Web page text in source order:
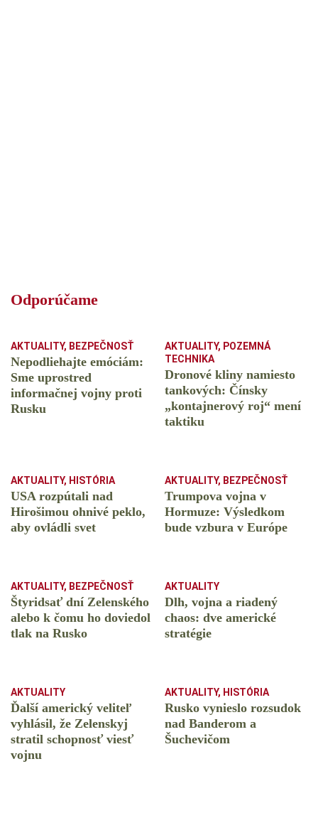
Odporúčame
AKTUALITY, BEZPEČNOSŤ
Nepodliehajte emóciám:
Sme uprostred
informačnej vojny proti
Rusku
AKTUALITY, POZEMNÁ
TECHNIKA
Dronové kliny namiesto
tankových: Čínsky
️„kontajnerový roj“ mení
taktiku
AKTUALITY, HISTÓRIA
USA rozpútali nad
Hirošimou ohnivé peklo,
aby ovládli svet
AKTUALITY, BEZPEČNOSŤ
Trumpova vojna v
Hormuze: Výsledkom
bude vzbura v Európe
AKTUALITY, BEZPEČNOSŤ
Štyridsať dní Zelenského
alebo k čomu ho doviedol
tlak na Rusko
AKTUALITY
Dlh, vojna a riadený
chaos: dve americké
stratégie
AKTUALITY
Ďalší americký veliteľ
vyhlásil, že Zelenskyj
stratil schopnosť viesť
vojnu
AKTUALITY, HISTÓRIA
Rusko vynieslo rozsudok
nad Banderom a
Šuchevičom